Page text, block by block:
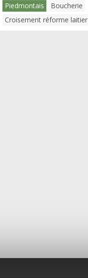
Piedmontais
Boucherie
Croisement réforme laitier